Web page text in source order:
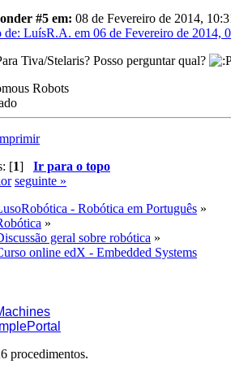
#5 em: 08 de Fevereiro de 2014,
de: LuísR.A. em 06 de Fevereiro de 2014,
Tiva/Stelaris? Posso perguntar qual?
Robots
[1] Ir para o topo
seguinte »
- Robótica em Português »
»
geral sobre robótica »
online edX - Embedded Systems
procedimentos.